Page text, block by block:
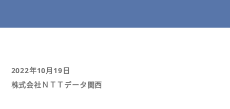
2022年10月19日
株式会社ＮＴＴデータ関西